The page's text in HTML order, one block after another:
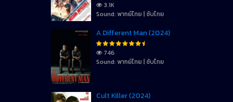
3.1K
Sound: พากย์ไทย | ซับไทย
A Different Man (2024)
746
Sound: พากย์ไทย | ซับไทย
Cult Killer (2024)